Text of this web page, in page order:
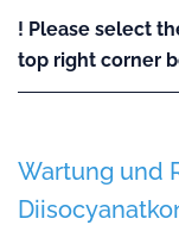
! Please select
top right corner
Wartung und